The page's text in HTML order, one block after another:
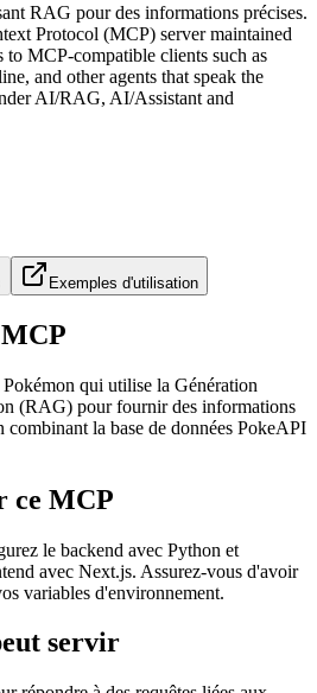
RAG pour des informations précises.
Protocol (MCP) server maintained
MCP-compatible clients such as
and other agents that speak the
AI/RAG, AI/Assistant and
Exemples d'utilisation
qui utilise la Génération
(RAG) pour fournir des informations
combinant la base de données PokeAPI
ce MCP
le backend avec Python et
avec Next.js. Assurez-vous d'avoir
variables d'environnement.
servir